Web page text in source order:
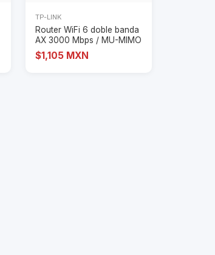
TP-LINK
Router WiFi 6 doble banda
AX 3000 Mbps / MU-MIMO
y OFDMA /
$1,105 MXN